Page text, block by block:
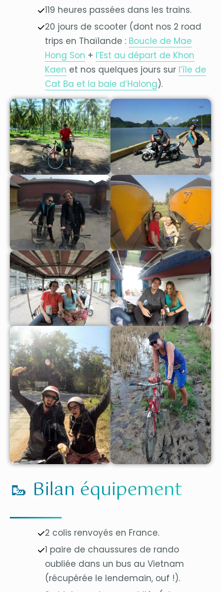
119 heures passées dans les trains.
20 jours de scooter (dont nos 2 road
trips en Thaïlande : Boucle de Mae
Hong Son + l’Est au départ de Khon
Kaen et nos quelques jours sur l’île de
Cat Ba et la baie d’Halong).
🥾 Bilan équipement
2 colis renvoyés en France.
1 paire de chaussures de rando
oubliée dans un bus au Vietnam
(récupérée le lendemain, ouf !).